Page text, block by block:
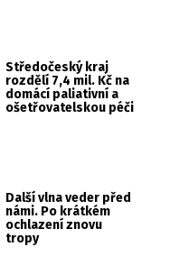
Středočeský kraj
rozdělí 7,4 mil. Kč na
domácí paliativní a
ošetřovatelskou péči
Další vlna veder před
námi. Po krátkém
ochlazení znovu
tropy